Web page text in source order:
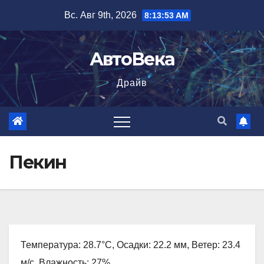
содержимому
Вс. Авг 9th, 2026 8:13:54 AM
АвтоВека
Драйв
Пекин
Температура: 28.7°C, Осадки: 22.2 мм, Ветер: 23.4